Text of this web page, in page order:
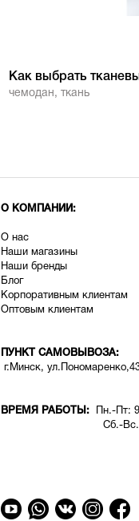
Как выбрать
чемодан, ткань
О КОМПАНИИ:
О нас
Наши магазины
Наши бренды
Блог
Корпоративным клиентам
Оптовым клиентам
ПУНКТ САМОВЫВОЗА:
г.Минск,
ВРЕМЯ РАБОТЫ: Пн.-Пт:
Сб.-Вс.-